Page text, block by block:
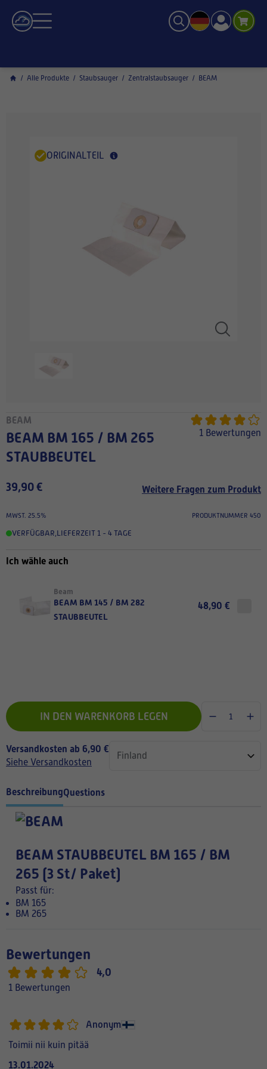
/ Alle Produkte / Staubsauger / Zentralstaubsauger / BEAM
ORIGINALTEIL
BEAM
BEAM BM 165 / BM 265
STAUBBEUTEL
1 Bewertungen
39,90 € Weitere Fragen zum Produkt
MWST. 25.5% PRODUKTNUMMER 450
VERFÜGBAR LIEFERZEIT 1 - 4 TAGE
Ich wähle auch
Beam
BEAM BM 145 / BM 282
STAUBBEUTEL
48,90 €
IN DEN WARENKORB LEGEN
Versandkosten ab 6,90 €
Siehe Versandkosten
BeschreibungQuestions
BEAM STAUBBEUTEL BM 165 / BM
265 (3 St/ Paket)
Passt für:
BM 165
BM 265
Bewertungen
4,0
1 Bewertungen
Anonym
Toimii nii kuin pitää
13.01.2024